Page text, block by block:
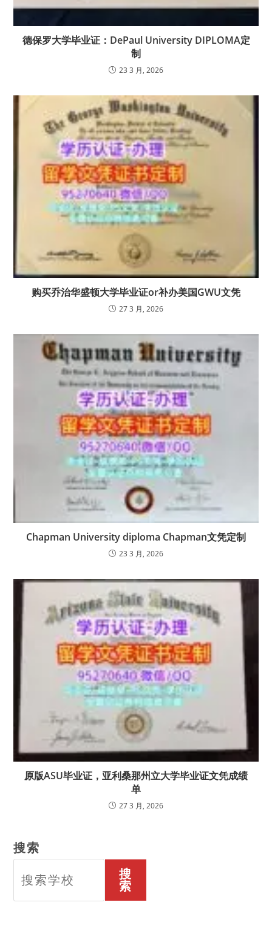
德保罗大学毕业证：DePaul University DIPLOMA定
制
23 3 月, 2026
购买乔治华盛顿大学毕业证or补办美国GWU文凭
27 3 月, 2026
Chapman University diploma Chapman文凭定制
23 3 月, 2026
原版ASU毕业证，亚利桑那州立大学毕业证文凭成绩
单
27 3 月, 2026
搜索
搜
索